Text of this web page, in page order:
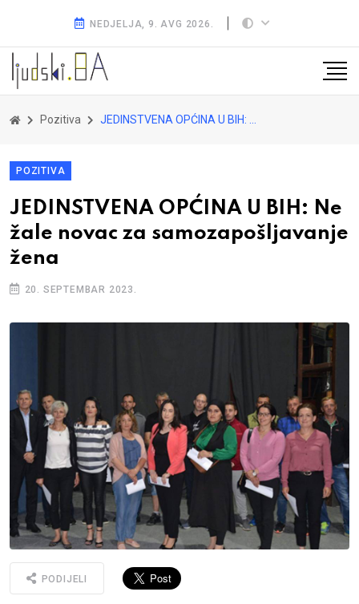
NEDJELJA, 9. AVG 2026.
Pozitiva JEDINSTVENA OPĆINA U BIH: Ne žale novac za samozapošljavanje žena
POZITIVA
JEDINSTVENA OPĆINA U BIH: Ne
žale novac za samozapošljavanje
žena
20. SEPTEMBAR 2023.
PODIJELI